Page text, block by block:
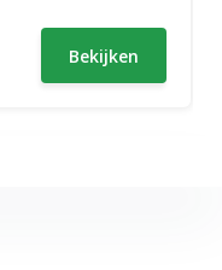
Bekijken